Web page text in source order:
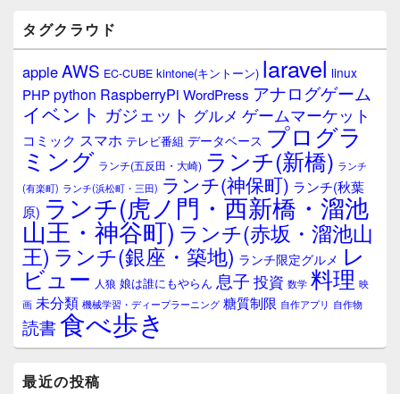
ウ
ィ
ジ
ェ
ア
タグクラウド
appleAWS EC-CUBE kintone(キントーン) laravel linux
PHPpython RaspberryPi WordPress アナログゲーム
イベント ガジェット グルメ ゲームマーケット
コミック スマホ テレビ番組 データベース プログラ
ミング ランチ(五反田・大崎) ランチ(新橋) ランチ
(有楽町) ランチ(浜松町・三田) ランチ(神保町) ランチ(秋葉
原) ランチ(虎ノ門・西新橋・溜池
山王・神谷町) ランチ(赤坂・溜池山
王) ランチ(銀座・築地) ランチ限定グルメ レ
ビュー 人狼 娘は誰にもやらん 息子 投資 数学 料理 映
画 未分類 機械学習・ディープラーニング 糖質制限 自作アプリ 自作物
読書食べ歩き
最近の投稿